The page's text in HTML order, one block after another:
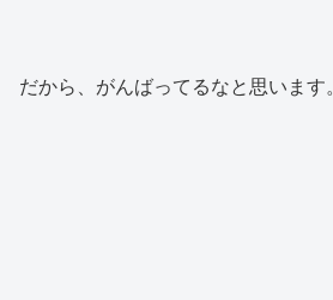
だから、がんばってるなと思います。